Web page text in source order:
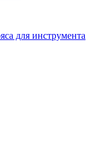
для инструмента